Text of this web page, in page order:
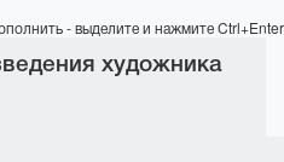
- выделите и нажмите Ctrl+Enter
художника